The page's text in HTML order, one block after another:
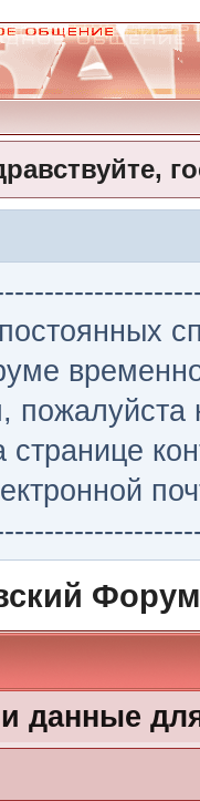
Форум
данные